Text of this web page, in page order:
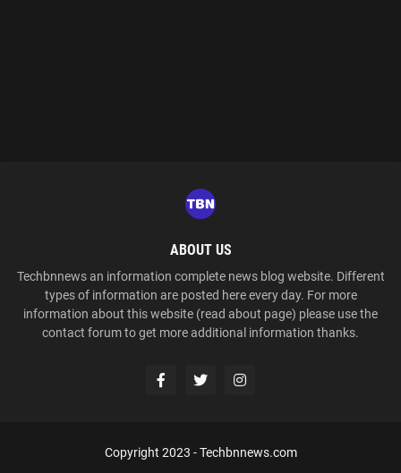
ABOUT US
Techbnnews an information complete news blog website. Different
types of information are posted here every day. For more
information about this website (read about page) please use the
contact forum to get more additional information thanks.
Copyright 2023 -Techbnnews.com